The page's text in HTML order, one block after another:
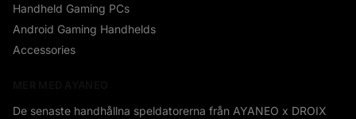
Handheld Gaming PCs
Android Gaming Handhelds
Accessories
De senaste handhållna speldatorerna från AYANEO x DROIX